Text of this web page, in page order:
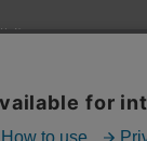
録した方が以下の
の抹消等の処分を受
含まれている場合。
集